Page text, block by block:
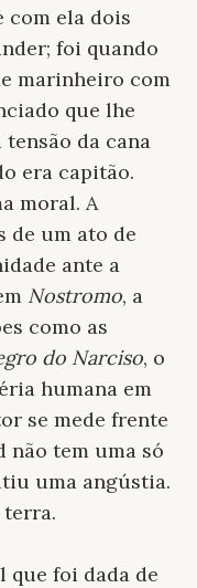
com ela dois
foi quando
marinheiro com
que lhe
da cana
era capitão.
moral. A
de um ato de
ante a
Nostromo, a
como as
do Narciso, o
humana em
se mede frente
não tem uma só
uma angústia.
terra.
que foi dada de